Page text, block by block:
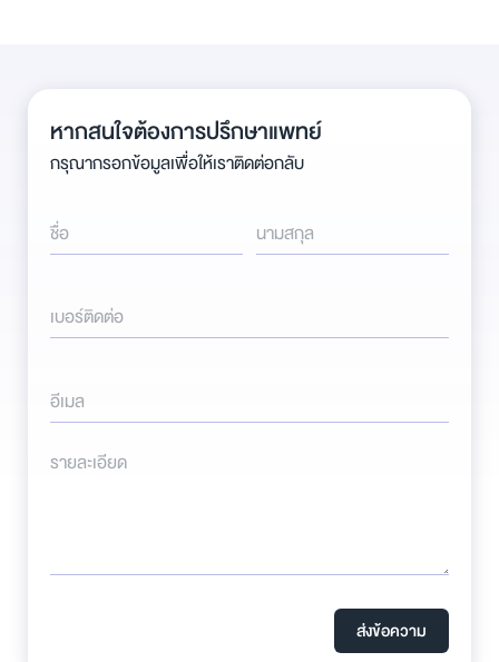
หากสนใจต้องการปรึกษาแพทย์
กรุณากรอกข้อมูลเพื่อให้เราติดต่อกลับ
ชื่อ นามสกุล
เบอร์ติดต่อ
อีเมล
รายละเอียด
ส่งข้อความ